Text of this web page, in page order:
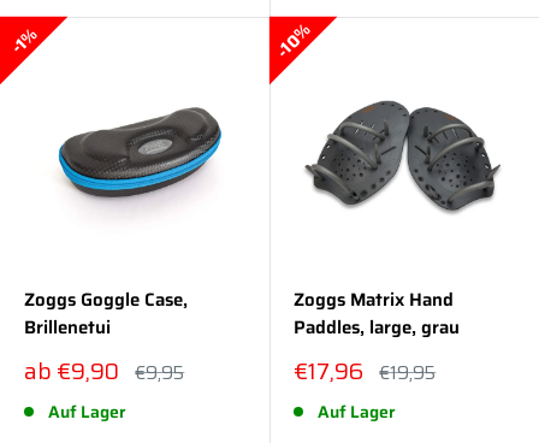
1%
Zoggs Goggle Case,
Brillenetui
Sonderpreis
ab €9,90 Normalpreis
€9,95
Auf Lager
10%
Zoggs Matrix Hand
Paddles, large, grau
Sonderpreis
€17,96 Normalpreis
€19,95
Auf Lager